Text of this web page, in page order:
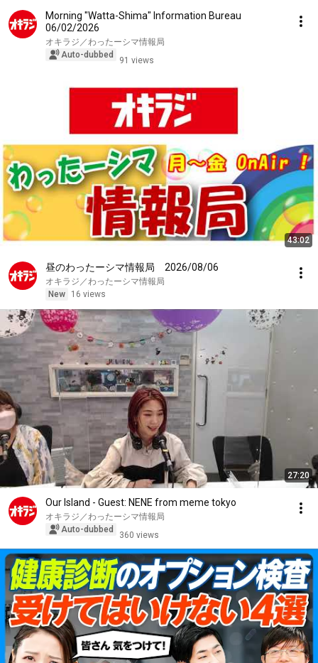
Morning "Watta-Shima" Information Bureau
06/02/2026
オキラジ／わったーシマ情報局
Auto-dubbed
91 views
43:02
昼のわったーシマ情報局 2026/08/06
オキラジ／わったーシマ情報局
New
16 views
27:20
Our Island - Guest: NENE from meme tokyo
オキラジ／わったーシマ情報局
Auto-dubbed
360 views